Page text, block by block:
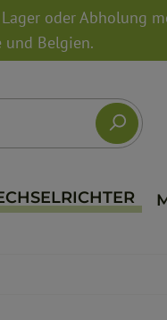
oder Abholung
und Belgien.